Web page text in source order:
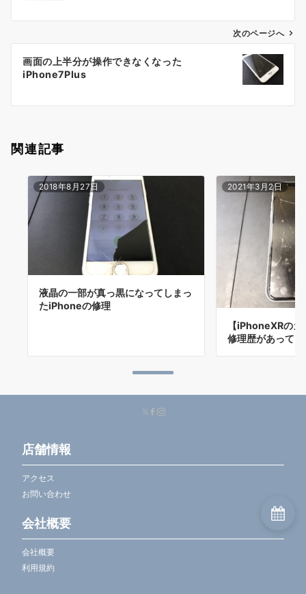
ン
次のページへ
画面の上半分が操作できなくなった
iPhone7Plus
関連記事
2018年8月27日
液晶の一部が真っ黒になってしまっ
たiPhoneの修理
2021年3月2日
【iPhoneXRの
修理歴があって
店舗情報
アクセス
お問い合わせ
会社概要
会社概要
利用規約